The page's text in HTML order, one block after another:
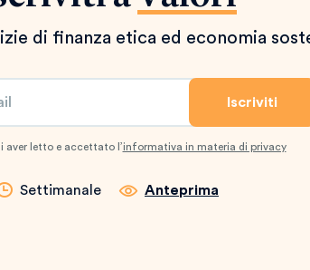
di finanza etica ed economia
aver letto e accettato l’informativa in materia di privacy
Settimanale Anteprima